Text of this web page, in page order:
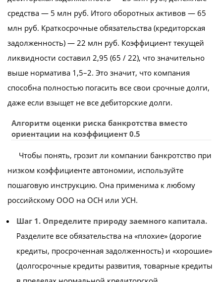
средства — 5 млн руб. Итого оборотных активов — 65
млн руб. Краткосрочные обязательства (кредиторская
задолженность) — 22 млн руб. Коэффициент текущей
ликвидности составил 2,95 (65 / 22), что значительно
выше норматива 1,5–2. Это значит, что компания
способна полностью погасить все свои срочные долги,
даже если взыщет не все дебиторские долги.
Алгоритм оценки риска банкротства вместо
ориентации на коэффициент 0.5
Чтобы понять, грозит ли компании банкротство при
низком коэффициенте автономии, используйте
пошаговую инструкцию. Она применима к любому
российскому ООО на ОСН или УСН.
Шаг 1. Определите природу заемного капитала.
Разделите все обязательства на «плохие» (дорогие
кредиты, просроченная задолженность) и «хорошие»
(долгосрочные кредиты развития, товарные кредиты